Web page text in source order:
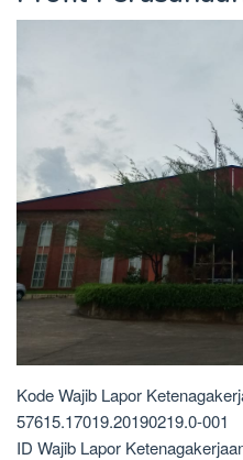
Kode Wajib Lapor
57615.17019.20190219.0-001
ID Wajib Lapor